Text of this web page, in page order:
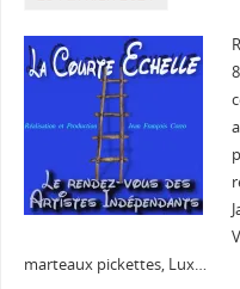
marteaux pickettes, Lux…